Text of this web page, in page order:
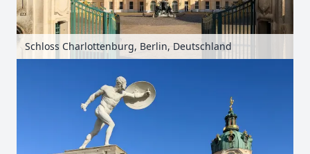
Schloss Charlottenburg, Berlin, Deutschland